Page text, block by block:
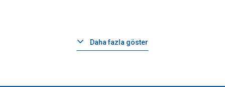
Daha fazla göster